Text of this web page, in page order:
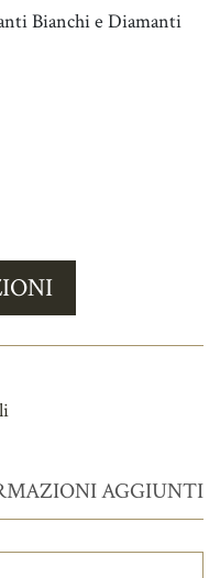
Bianchi e Diamanti